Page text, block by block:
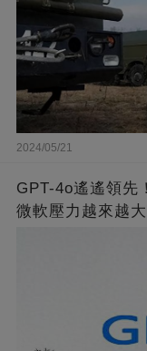
2024/05/21
GPT-4o遙遙領先
微軟壓力越來越大